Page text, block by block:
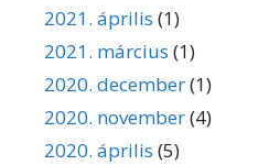
2021. április (1)
2021. március (1)
2020. december(1)
2020. november(4)
2020. április (5)